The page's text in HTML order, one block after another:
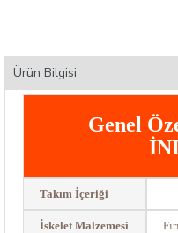
Ürün Bilgisi
Genel
Takım İçeriği
İskelet Malzemesi